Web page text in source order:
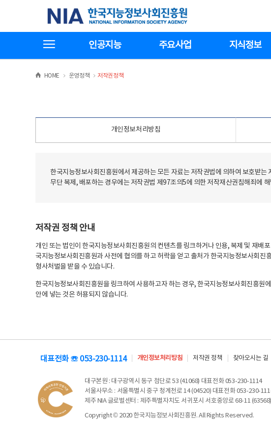
기
한국지능정보사회진흥원
인공지능 주요사업 지식정보
HOME >운영정책 >
저작권정책
개인정보처리방침
한국지능정보사회진흥원에서 제공하는 모든 자료는 저작권법에 의하여 보호받
무단 복제, 배포하는 경우에는 저작권법 제97조의5에 의한 저작재산권침해죄에
저작권 정책 안내
개인 또는 법인이 한국지능정보사회진흥원의 컨텐츠를 링크하거나 인용, 복제 및 재배
국지능정보사회진흥원과 사전에 협의를 하고 허락을 얻고 출처가 한국지능정보사회
형사처벌을 받을 수 있습니다.
한국지능정보사회진흥원을 링크하여 사용하고자 하는 경우, 한국지능정보사회진흥
안에 넣는 것은 허용되지 않습니다.
대표전화 ☏ 053-230-1114 개인정보처리방침 저작권 정책 찾아오시는 길
대구본원 : 대구광역시 동구 첨단로 53 (41068) 대표전화 053-230-1114
서울사무소 : 서울특별시 중구 청계천로 14 (04520) 대표전화 053-230-
제주 NIA 글로벌센터 : 제주특별자치도 서귀포시 서호중앙로 68-11
Copyright © 2020 한국지능정보사회진흥원. All Rights Reserved.